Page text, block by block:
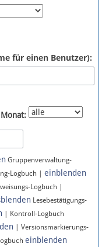
für einen Benutzer):
Gruppenverwaltung-
Logbuch | einblenden
Logbuch |
Lesebestätigungs-
| Kontroll-Logbuch
| Versionsmarkierungs-
einblenden